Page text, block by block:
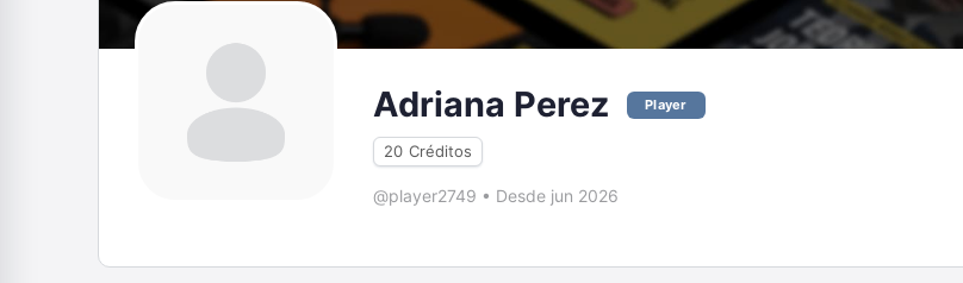
Adriana Perez Player
20 Créditos
@player2749 • Desde jun 2026